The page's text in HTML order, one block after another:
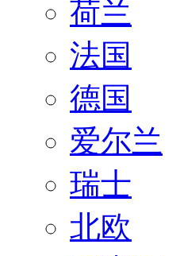
荷兰
法国
德国
爱尔兰
瑞士
北欧